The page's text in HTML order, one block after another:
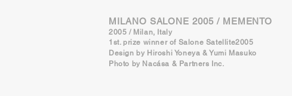
MILANO SALONE 2005 / MEMENTO
2005 / Milan, Italy
1st. prize winner of Salone Satellite2005
Design by Hiroshi Yoneya & Yumi Masuko
Photo by Nacása & Partners Inc.